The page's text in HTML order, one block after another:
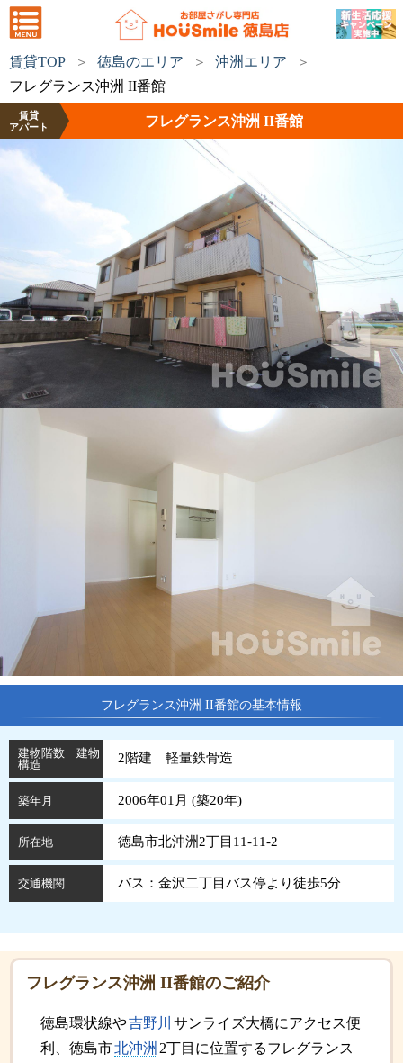
賃貸TOP 徳島のエリア
沖洲エリア
フレグランス沖洲 II番館
賃貸
アパート
フレグランス沖洲 II番館
フレグランス沖洲 II番館の基本情報
建物階数 建物
構造
2階建 軽量鉄骨造
築年月 2006年01月 (築20年)
所在地 徳島市北沖洲2丁目11-11-2
交通機関 バス：金沢二丁目バス停より徒歩5分
フレグランス沖洲 II番館のご紹介
徳島環状線や吉野川
サンライズ大橋にアクセス便
利、徳島市北沖洲 2丁目に位置するフレグランス